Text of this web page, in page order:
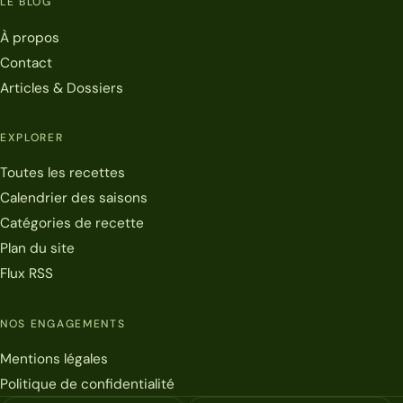
À propos
Contact
Articles & Dossiers
EXPLORER
Toutes les recettes
Calendrier des saisons
Catégories de recette
Plan du site
Flux RSS
NOS ENGAGEMENTS
Mentions légales
Politique de confidentialité